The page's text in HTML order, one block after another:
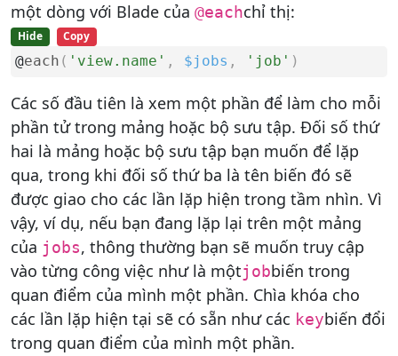
một dòng với Blade của @eachchỉ thị:
Hide Copy
@each ( 'view.name' , $jobs , 'job' )
Các số đầu tiên là xem một phần để làm cho mỗi
phần tử trong mảng hoặc bộ sưu tập. Đối số thứ
hai là mảng hoặc bộ sưu tập bạn muốn để lặp
qua, trong khi đối số thứ ba là tên biến đó sẽ
được giao cho các lần lặp hiện trong tầm nhìn. Vì
vậy, ví dụ, nếu bạn đang lặp lại trên một mảng
của jobs, thông thường bạn sẽ muốn truy cập
vào từng công việc như là mộtjobbiến trong
quan điểm của mình một phần. Chìa khóa cho
các lần lặp hiện tại sẽ có sẵn như các keybiến đổi
trong quan điểm của mình một phần.